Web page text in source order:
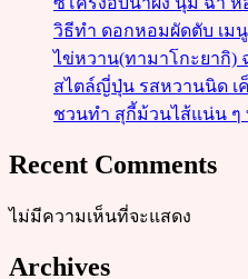
วิธีทำ ดอกหอมผัดตับ เม
ไข่หวาน(ทามาโกะยากิ)
สไตล์ญี่ปุ่น รสหวานนิด
ชวนทำ สุกี้ม้วนไส้แน่น ๆ
Recent Comments
ไม่มีความเห็นที่จะแสดง
Archives